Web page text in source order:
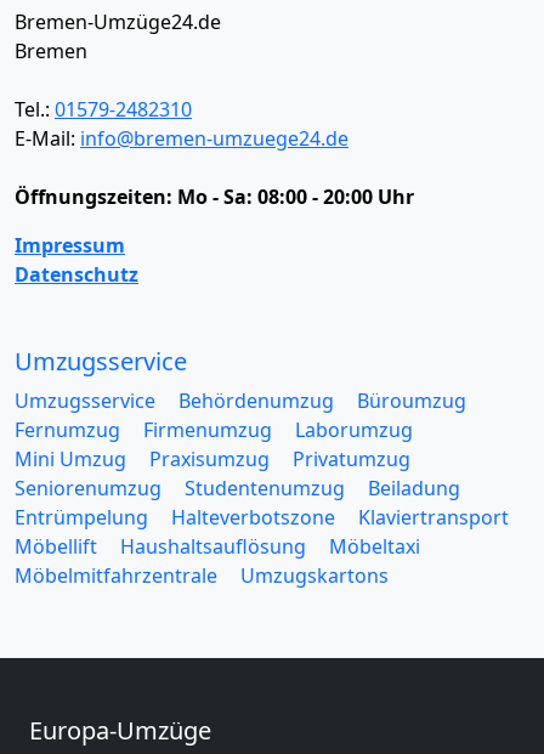
Bremen-Umzüge24.de
Bremen
Tel.: 01579-2482310
E-Mail: info@bremen-umzuege24.de
Öffnungszeiten: Mo - Sa: 08:00 - 20:00 Uhr
Impressum
Datenschutz
Umzugsservice
Umzugsservice Behördenumzug
Büroumzug
Fernumzug
Firmenumzug
Laborumzug
Mini Umzug
Praxisumzug
Privatumzug
Seniorenumzug
Studentenumzug
Beiladung
Entrümpelung
Halteverbotszone
Klaviertransport
Möbellift
Haushaltsauflösung
Möbeltaxi
Möbelmitfahrzentrale
Umzugskartons
Europa-Umzüge